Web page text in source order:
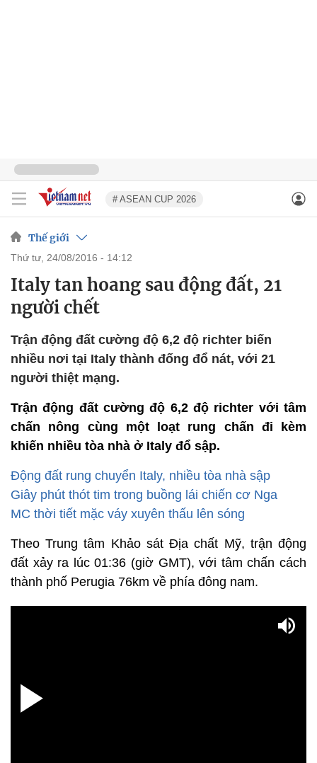
# ASEAN CUP 2026
Thế giới
thứ tư, 24/08/2016 - 14:12
Italy tan hoang sau động đất, 21
người chết
Trận động đất cường độ 6,2 độ richter biến
nhiều nơi tại Italy thành đống đổ nát, với 21
người thiệt mạng.
Trận động đất cường độ 6,2 độ richter với tâm
chấn nông cùng một loạt rung chấn đi kèm
khiến nhiều tòa nhà ở Italy đổ sập.
Động đất rung chuyển Italy, nhiều tòa nhà sập
Giây phút thót tim trong buồng lái chiến cơ Nga
MC thời tiết mặc váy xuyên thấu lên sóng
Theo Trung tâm Khảo sát Địa chất Mỹ, trận động
đất xảy ra lúc 01:36 (giờ GMT), với tâm chấn cách
thành phố Perugia 76km về phía đông nam.